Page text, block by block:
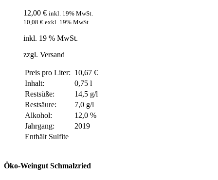
12,00 € inkl. 19% MwSt.
10,08 € exkl. 19% MwSt.
inkl. 19 % MwSt.
zzgl. Versand
Preis pro Liter: 10,67 €
Inhalt:
0,75 l
Restsüße:
14,5 g/l
Restsäure:
7,0 g/l
Alkohol:
12,0 %
Jahrgang:
2019
Enthält Sulfite
Öko-Weingut Schmalzried